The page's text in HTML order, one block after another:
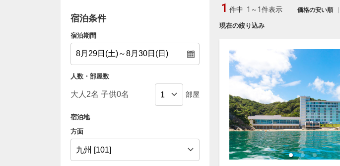
宿泊条件
宿泊期間
人数・部屋数
部屋
宿泊地
方面
現在の絞り込み
1 件中 1～1件表示 価格の安い順